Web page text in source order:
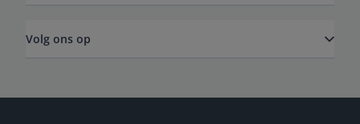
Volg ons op